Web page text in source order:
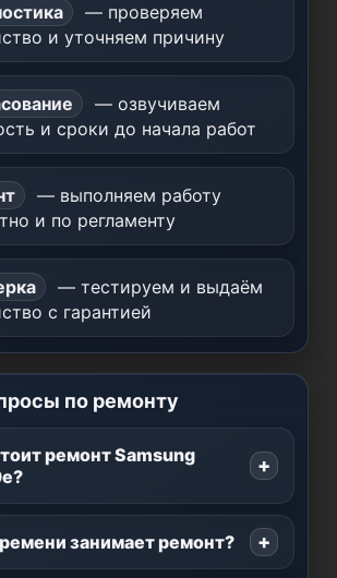
— проверяем
и уточняем причину
— озвучиваем
и сроки до начала работ
— выполняем работу
и по регламенту
— тестируем и выдаём
с гарантией
по ремонту
ремонт Samsung
занимает ремонт?